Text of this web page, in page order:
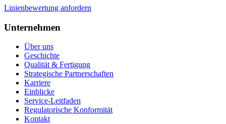
Linienbewertung anfordern
Unternehmen
Über uns
Geschichte
Qualität & Fertigung
Strategische Partnerschaften
Karriere
Einblicke
Service-Leitfaden
Regulatorische Konformität
Kontakt